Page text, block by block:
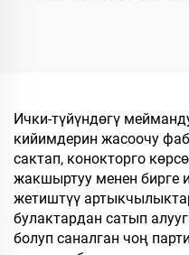
кийин чөпкө айлануучу
мейманхана панчыгы
Ички-түйүндөгү
кийимдерин жасоочу
сактап, конокторго
жакшыртуу менен бирге
жетиштүү
булактардан сатып
болуп саналган чоң